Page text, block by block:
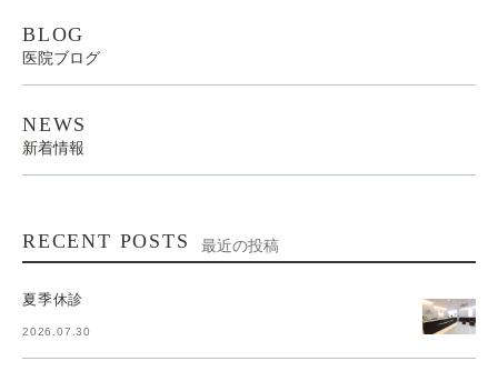
BLOG
医院ブログ
NEWS
新着情報
RECENT POSTS 最近の投稿
夏季休診
2026.07.30